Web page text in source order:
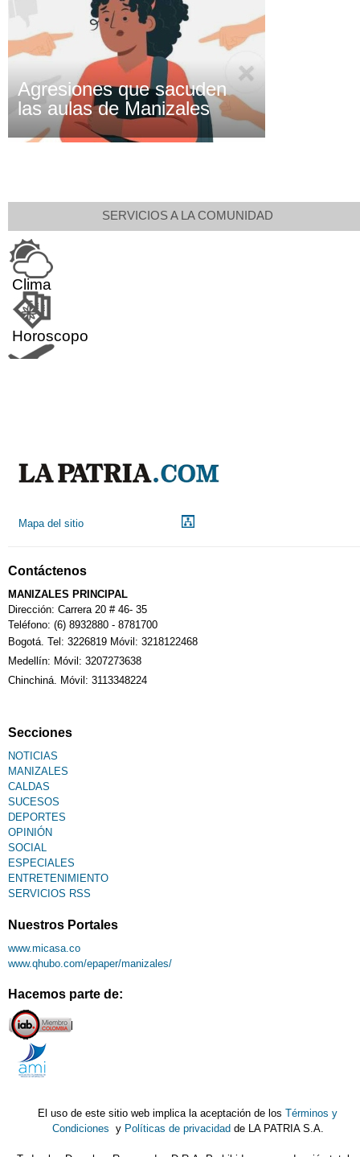
Agresiones que sacuden
las aulas de Manizales
SERVICIOS A LA COMUNIDAD
Clima
Horoscopo
Calendario Tributario
Sudoku
Mapa del sitio
Contáctenos
MANIZALES PRINCIPAL
Dirección: Carrera 20 # 46- 35
Teléfono: (6) 8932880 - 8781700
Bogotá. Tel: 3226819 Móvil: 3218122468
Medellín: Móvil: 3207273638
Chinchiná. Móvil: 3113348224
Secciones
NOTICIAS
MANIZALES
CALDAS
SUCESOS
DEPORTES
OPINIÓN
SOCIAL
ESPECIALES
ENTRETENIMIENTO
SERVICIOS RSS
Nuestros Portales
www.micasa.co
www.qhubo.com/epaper/manizales/
Hacemos parte de:
El uso de este sitio web implica la aceptación de losTérminos y
Condiciones y Políticas de privacidad de LA PATRIA S.A.